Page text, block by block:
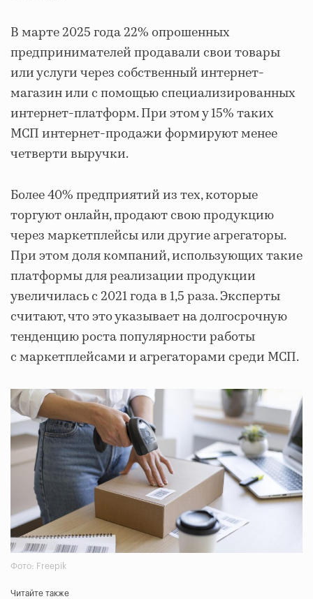
В марте 2025 года 22% опрошенных
предпринимателей продавали свои товары
или услуги через собственный интернет-
магазин или с помощью специализированных
интернет-платформ. При этом у 15% таких
МСП интернет-продажи формируют менее
четверти выручки.
Более 40% предприятий из тех, которые
торгуют онлайн, продают свою продукцию
через маркетплейсы или другие агрегаторы.
При этом доля компаний, использующих такие
платформы для реализации продукции
увеличилась с 2021 года в 1,5 раза. Эксперты
считают, что это указывает на долгосрочную
тенденцию роста популярности работы
с маркетплейсами и агрегаторами среди МСП.
Фото: Freepik
Читайте также